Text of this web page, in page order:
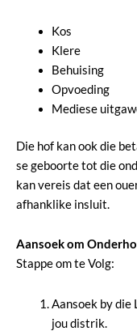
Kos
Klere
Behuising
Opvoeding
Mediese
Die hof kan ook die
se geboorte tot die
kan vereis dat een
afhanklike insluit.
Aansoek om
Stappe om te Volg:
Aansoek by die
jou distrik.